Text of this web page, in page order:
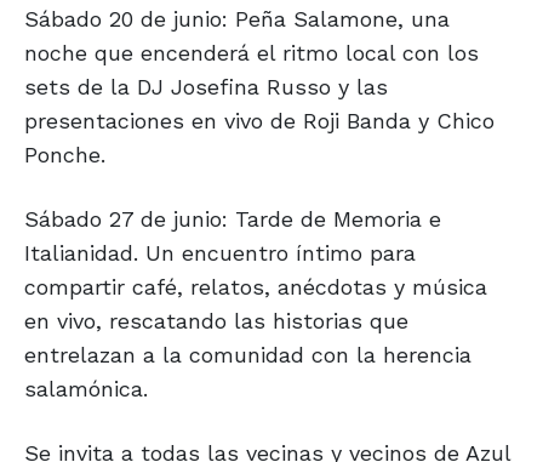
Sábado 20 de junio: Peña Salamone, una
noche que encenderá el ritmo local con los
sets de la DJ Josefina Russo y las
presentaciones en vivo de Roji Banda y Chico
Ponche.
Sábado 27 de junio: Tarde de Memoria e
Italianidad. Un encuentro íntimo para
compartir café, relatos, anécdotas y música
en vivo, rescatando las historias que
entrelazan a la comunidad con la herencia
salamónica.
Se invita a todas las vecinas y vecinos de Azul